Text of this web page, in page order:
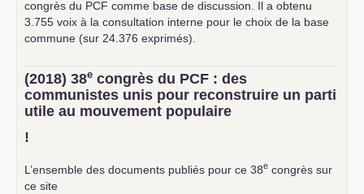
congrès du PCF comme base de discussion. Il a obtenu
3.755 voix à la consultation interne pour le choix de la base
commune (sur 24.376 exprimés).
(2018) 38e congrès du PCF : des
communistes unis pour reconstruire un parti
utile au mouvement populaire
!
L’ensemble des documents publiés pour ce 38e congrès sur
ce site